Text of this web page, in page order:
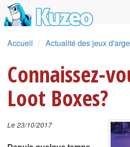
Accueil Actualité des jeux
Connaissez-
Loot Boxes?
Le 23/10/2017